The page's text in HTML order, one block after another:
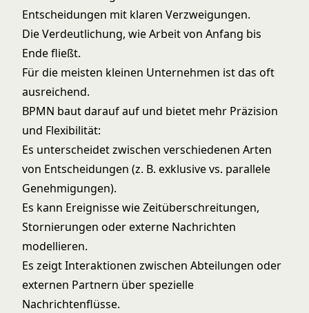
Entscheidungen mit klaren Verzweigungen.
Die Verdeutlichung, wie Arbeit von Anfang bis
Ende fließt.
Für die meisten kleinen Unternehmen ist das oft
ausreichend.
BPMN baut darauf auf und bietet mehr Präzision
und Flexibilität:
Es unterscheidet zwischen verschiedenen Arten
von Entscheidungen (z. B. exklusive vs. parallele
Genehmigungen).
Es kann Ereignisse wie Zeitüberschreitungen,
Stornierungen oder externe Nachrichten
modellieren.
Es zeigt Interaktionen zwischen Abteilungen oder
externen Partnern über spezielle
Nachrichtenflüsse.